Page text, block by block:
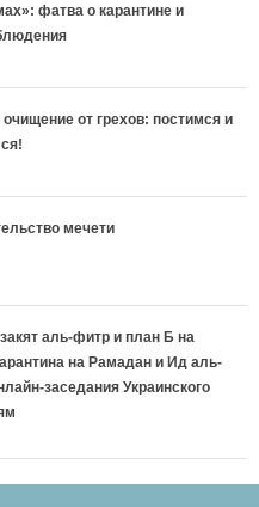
фатва о карантине и
от грехов: постимся и
мечети
аль-фитр и план Б на
на Рамадан и Ид аль-
заседания Украинского